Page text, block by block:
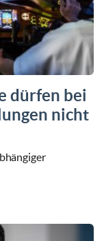
dürfen bei
nicht